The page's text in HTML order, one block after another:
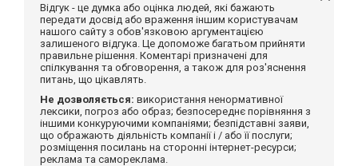
Відгук - це думка або оцінка людей, які бажають
передати досвід або враження іншим користувачам
нашого сайту з обов'язковою аргументацією
залишеного відгука. Це допоможе багатьом прийняти
правильне рішення. Коментарі призначені для
спілкування та обговорення, а також для роз'яснення
питань, що цікавлять.
Не дозволяється: використання ненормативної
лексики, погроз або образ; безпосереднє порівняння з
іншими конкуруючими компаніями; безпідставні заяви,
що ображають діяльність компанії і / або її послуги;
розміщення посилань на сторонні інтернет-ресурси;
реклама та самореклама.